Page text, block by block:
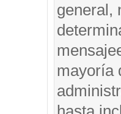
general,
mayoría